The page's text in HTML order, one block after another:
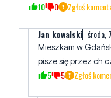
Mieszkam w
5 5 Zgłoś
Wystawiasz sobie
I tu nie chodzi o